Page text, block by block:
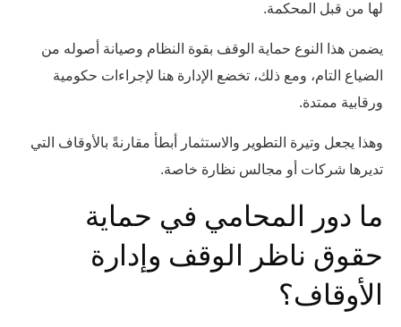
لها من قبل المحكمة.
يضمن هذا النوع حماية الوقف بقوة النظام وصيانة أصوله من
الضياع التام، ومع ذلك، تخضع الإدارة هنا لإجراءات حكومية
ورقابية ممتدة.
وهذا يجعل وتيرة التطوير والاستثمار أبطأ مقارنةً بالأوقاف التي
تديرها شركات أو مجالس نظارة خاصة.
ما دور المحامي في حماية
حقوق ناظر الوقف وإدارة
الأوقاف؟